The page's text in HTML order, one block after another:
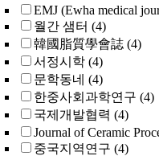
EMJ (Ewha medical
월간 샘터 (4)
韓國脂質學會誌 (4)
서정시학 (4)
문학동네 (4)
한중사회과학연구 (4)
국제개발협력 (4)
Journal of Ceramic
중국지역연구 (4)